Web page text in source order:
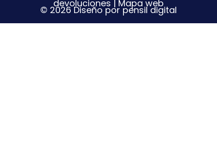
devoluciones | Mapa web
© 2026 Diseño por pensil digital